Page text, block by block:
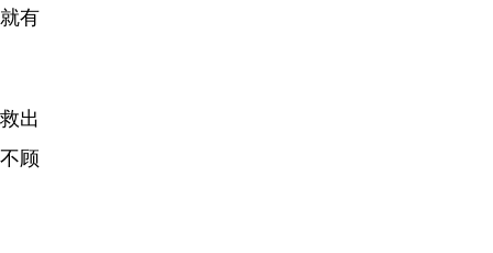
有
出
顾